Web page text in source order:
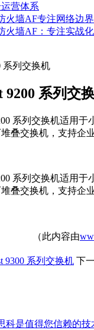
运营体系
火墙AF专注网络边
火墙AF：专注实战
9200 系列交
系列交换机适用于
叠交换机，支持企
系列交换机适用于
叠交换机，支持企
（此内容由
9300 系列交换机 下
科是值得您信赖的技